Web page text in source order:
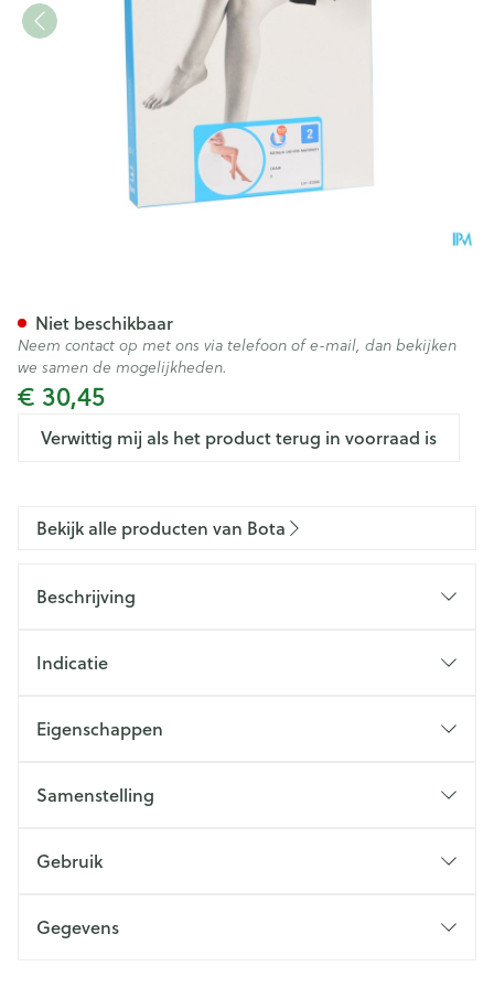
€ 30,45
Verwittig mij als het product terug in voorraad is
Niet beschikbaar
Neem contact op met ons via telefoon of e-mail, dan bekijken
we samen de mogelijkheden.
Bekijk alle producten van Bota
Beschrijving
Indicatie
Eigenschappen
Samenstelling
Gebruik
Gegevens